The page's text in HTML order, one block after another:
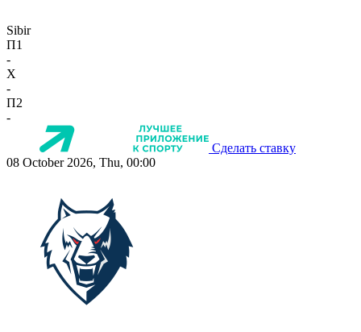
Sibir
П1
-
X
-
П2
-
Сделать ставку
08 October 2026, Thu, 00:00